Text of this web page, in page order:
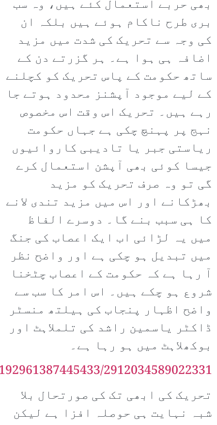
بھی حربے استعمال کئے ہیں، وہ سب
بری طرح ناکام ہوئے ہیں بلکہ ان
کی وجہ سے تحریک کی شدت میں مزید
اضافہ ہی ہوا ہے۔ ہر گزرتے دن کے
ساتھ حکومت کے پاس تحریک کو کچلنے
کے لیے موجود آپشنز محدود ہوتے جا
رہے ہیں۔ تحریک اس وقت اس مخصوص
نہج پر پہنچ چکی ہے جہاں حکومت
ریاستی جبر یا تادیبی کاروائیوں
جیسا کوئی بھی آپشن استعمال کرے
گی تو وہ صرف تحریک کو مزید
بھڑکانے اور اس میں مزید تندی لانے
کا ہی سبب بنے گا۔ دوسرے الفاظ
میں یہ لڑائی اب ایک اعصاب کی جنگ
میں تبدیل ہو چکی ہے اور واضح نظر
آ رہا ہے کہ حکومت کے اعصاب چٹخنا
شروع ہو چکے ہیں۔ اس امر کا سب سے
واضح اظہار پنجاب کی ہیلتھ منسٹر
ڈاکٹر یاسمین راشد کی تلملاہٹ اور
بوکھلاہٹ میں ہو رہا ہے۔
2912034589022331
تحریک کی ابھی تک کی صورتحال بلا
شبہ نہایت ہی حوصلہ افزا ہے لیکن